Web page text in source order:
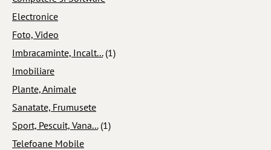
Electronice
Foto, Video
Imbracaminte, Incalt... (1)
Imobiliare
Plante, Animale
Sanatate, Frumusete
Sport, Pescuit, Vana... (1)
Telefoane Mobile